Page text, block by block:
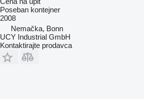
Poseban kontejner
2008
Nemačka, Bonn
UCY Industrial GmbH
Kontaktirajte prodavca